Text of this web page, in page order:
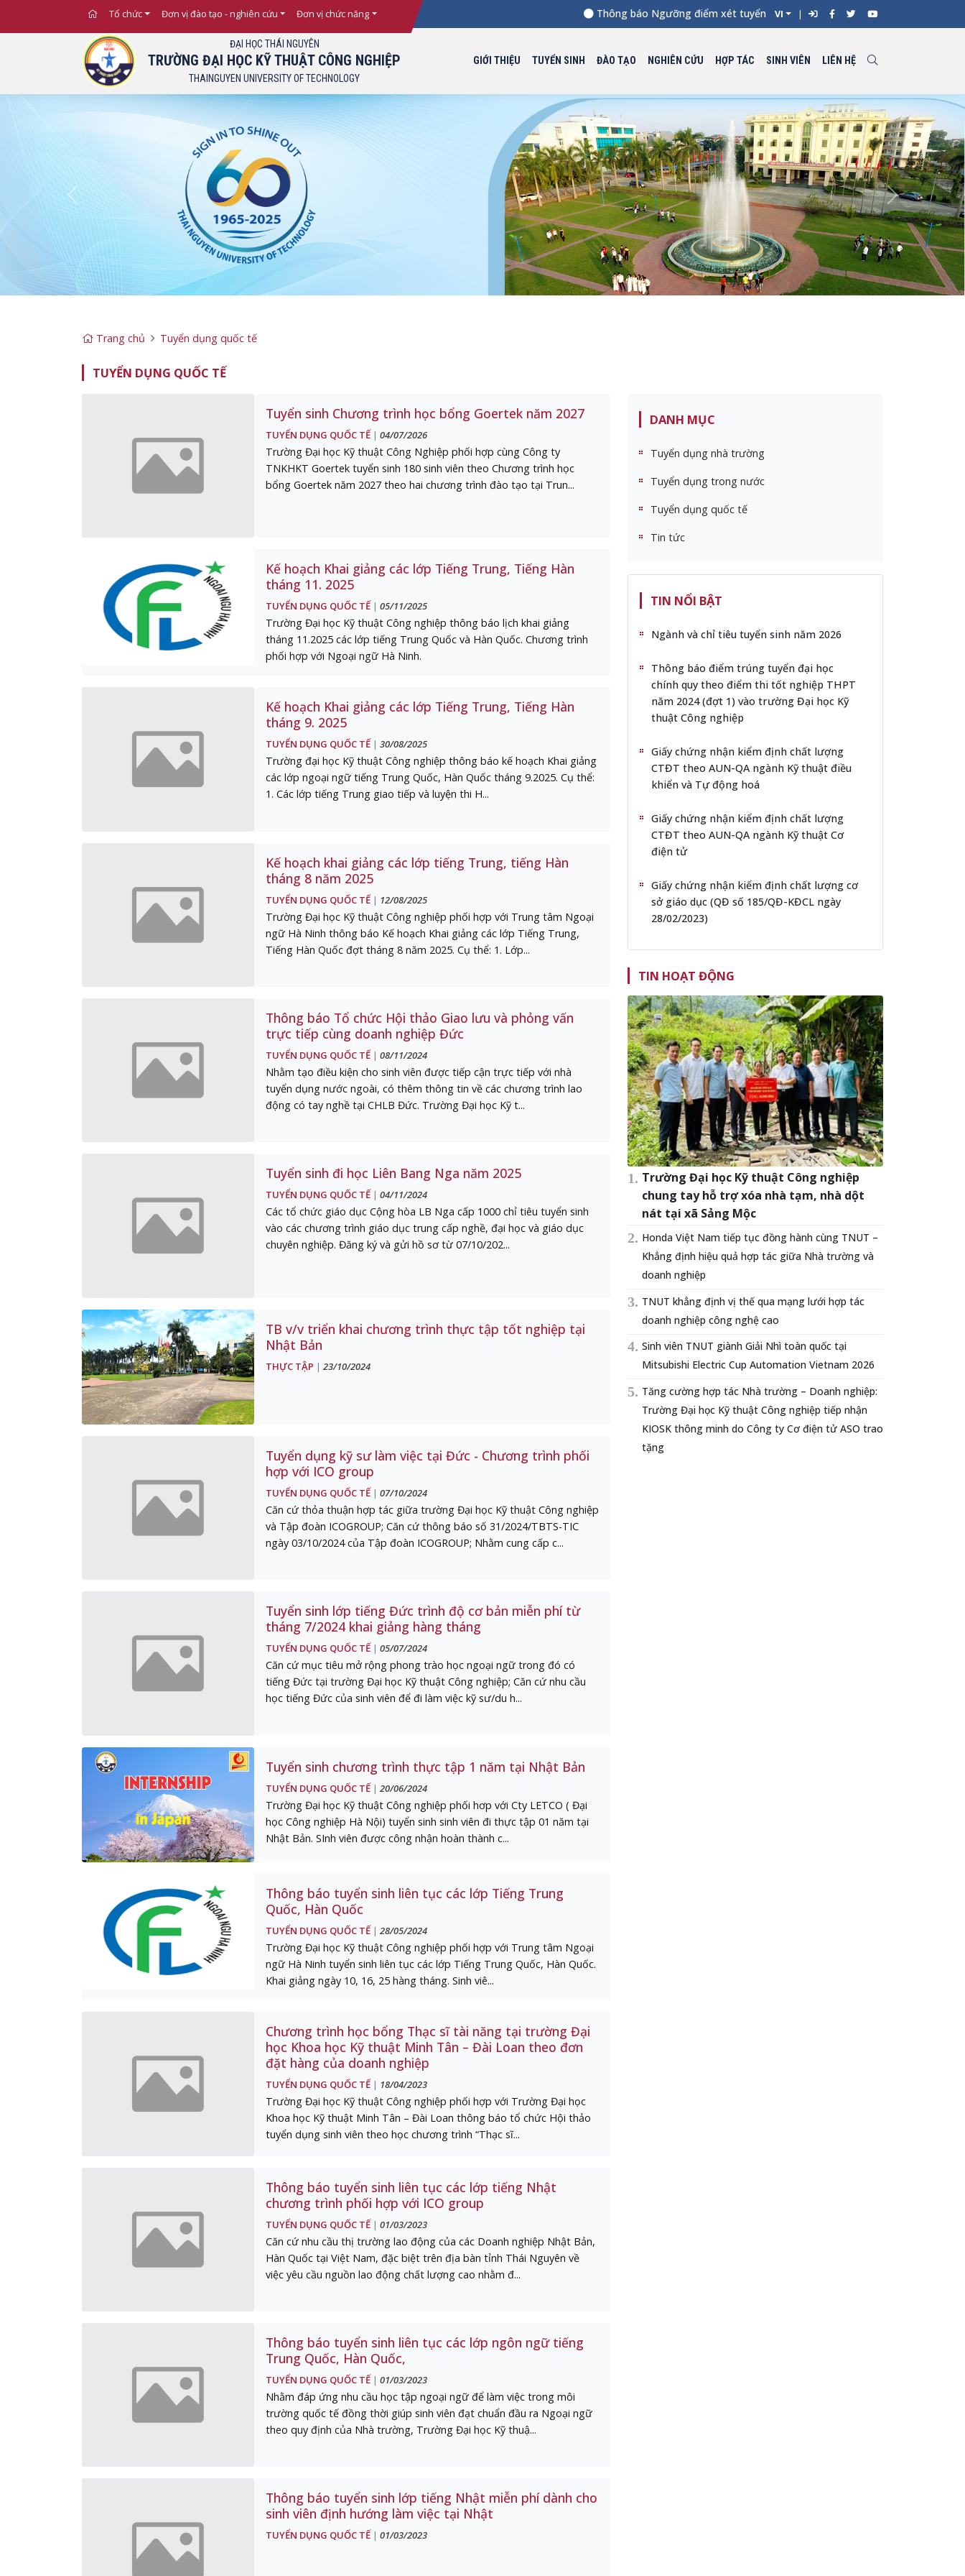
Tổ chức Đơn vị đào tạo - nghiên cứu Đơn vị chức năng Thông báo Ngưỡng điểm xét tuyển đối với từng ngành đào tạo Đại học chính
VI
ĐẠI HỌC THÁI NGUYÊN
TRƯỜNG ĐẠI HỌC KỸ THUẬT CÔNG NGHIỆP
THAINGUYEN UNIVERSITY OF TECHNOLOGY
GIỚI THIỆU TUYỂN SINH ĐÀO TẠO NGHIÊN CỨU HỢP TÁC SINH VIÊN LIÊN HỆ
Previous Next
Trang chủ Tuyển dụng quốc tế
TUYỂN DỤNG QUỐC TẾ
Tuyển sinh Chương trình học bổng Goertek năm 2027
TUYỂN DỤNG QUỐC TẾ | 04/07/2026
Trường Đại học Kỹ thuật Công Nghiệp phối hợp cùng Công ty
TNKHKT Goertek tuyển sinh 180 sinh viên theo Chương trình học
bổng Goertek năm 2027 theo hai chương trình đào tạo tại Trun...
Kế hoạch Khai giảng các lớp Tiếng Trung, Tiếng Hàn
tháng 11. 2025
TUYỂN DỤNG QUỐC TẾ | 05/11/2025
Trường Đại học Kỹ thuật Công nghiệp thông báo lịch khai giảng
tháng 11.2025 các lớp tiếng Trung Quốc và Hàn Quốc. Chương trình
phối hợp với Ngoại ngữ Hà Ninh.
Kế hoạch Khai giảng các lớp Tiếng Trung, Tiếng Hàn
tháng 9. 2025
TUYỂN DỤNG QUỐC TẾ | 30/08/2025
Trường đại học Kỹ thuật Công nghiệp thông báo kế hoạch Khai giảng
các lớp ngoại ngữ tiếng Trung Quốc, Hàn Quốc tháng 9.2025. Cụ thể:
1. Các lớp tiếng Trung giao tiếp và luyện thi H...
Kế hoạch khai giảng các lớp tiếng Trung, tiếng Hàn
tháng 8 năm 2025
TUYỂN DỤNG QUỐC TẾ | 12/08/2025
Trường Đại học Kỹ thuật Công nghiệp phối hợp với Trung tâm Ngoại
ngữ Hà Ninh thông báo Kế hoạch Khai giảng các lớp Tiếng Trung,
Tiếng Hàn Quốc đợt tháng 8 năm 2025. Cụ thể: 1. Lớp...
Thông báo Tổ chức Hội thảo Giao lưu và phỏng vấn
trực tiếp cùng doanh nghiệp Đức
TUYỂN DỤNG QUỐC TẾ | 08/11/2024
Nhằm tạo điều kiện cho sinh viên được tiếp cận trực tiếp với nhà
tuyển dụng nước ngoài, có thêm thông tin về các chương trình lao
động có tay nghề tại CHLB Đức. Trường Đại học Kỹ t...
Tuyển sinh đi học Liên Bang Nga năm 2025
TUYỂN DỤNG QUỐC TẾ | 04/11/2024
Các tổ chức giáo dục Cộng hòa LB Nga cấp 1000 chỉ tiêu tuyển sinh
vào các chương trình giáo dục trung cấp nghề, đại học và giáo dục
chuyên nghiệp. Đăng ký và gửi hồ sơ từ 07/10/202...
TB v/v triển khai chương trình thực tập tốt nghiệp tại
Nhật Bản
THỰC TẬP | 23/10/2024
Tuyển dụng kỹ sư làm việc tại Đức - Chương trình phối
hợp với ICO group
TUYỂN DỤNG QUỐC TẾ | 07/10/2024
Căn cứ thỏa thuận hợp tác giữa trường Đại học Kỹ thuật Công nghiệp
và Tập đoàn ICOGROUP; Căn cứ thông báo số 31/2024/TBTS-TIC
ngày 03/10/2024 của Tập đoàn ICOGROUP; Nhằm cung cấp c...
Tuyển sinh lớp tiếng Đức trình độ cơ bản miễn phí từ
tháng 7/2024 khai giảng hàng tháng
TUYỂN DỤNG QUỐC TẾ | 05/07/2024
Căn cứ mục tiêu mở rộng phong trào học ngoại ngữ trong đó có
tiếng Đức tại trường Đại học Kỹ thuật Công nghiệp; Căn cứ nhu cầu
học tiếng Đức của sinh viên để đi làm việc kỹ sư/du h...
Tuyển sinh chương trình thực tập 1 năm tại Nhật Bản
TUYỂN DỤNG QUỐC TẾ | 20/06/2024
Trường Đại học Kỹ thuật Công nghiệp phối hơp với Cty LETCO ( Đại
học Công nghiệp Hà Nội) tuyển sinh sinh viên đi thực tập 01 năm tại
Nhật Bản. SInh viên được công nhận hoàn thành c...
Thông báo tuyển sinh liên tục các lớp Tiếng Trung
Quốc, Hàn Quốc
TUYỂN DỤNG QUỐC TẾ | 28/05/2024
Trường Đại học Kỹ thuật Công nghiệp phối hợp với Trung tâm Ngoại
ngữ Hà Ninh tuyển sinh liên tục các lớp Tiếng Trung Quốc, Hàn Quốc.
Khai giảng ngày 10, 16, 25 hàng tháng. Sinh viê...
Chương trình học bổng Thạc sĩ tài năng tại trường Đại
học Khoa học Kỹ thuật Minh Tân – Đài Loan theo đơn
đặt hàng của doanh nghiệp
TUYỂN DỤNG QUỐC TẾ | 18/04/2023
Trường Đại học Kỹ thuật Công nghiệp phối hợp với Trường Đại học
Khoa học Kỹ thuật Minh Tân – Đài Loan thông báo tổ chức Hội thảo
tuyển dụng sinh viên theo học chương trình “Thạc sĩ...
Thông báo tuyển sinh liên tục các lớp tiếng Nhật
chương trình phối hợp với ICO group
TUYỂN DỤNG QUỐC TẾ | 01/03/2023
Căn cứ nhu cầu thị trường lao động của các Doanh nghiệp Nhật Bản,
Hàn Quốc tại Việt Nam, đặc biệt trên địa bàn tỉnh Thái Nguyên về
việc yêu cầu nguồn lao động chất lượng cao nhằm đ...
Thông báo tuyển sinh liên tục các lớp ngôn ngữ tiếng
Trung Quốc, Hàn Quốc,
TUYỂN DỤNG QUỐC TẾ | 01/03/2023
Nhằm đáp ứng nhu cầu học tập ngoại ngữ để làm việc trong môi
trường quốc tế đồng thời giúp sinh viên đạt chuẩn đầu ra Ngoại ngữ
theo quy định của Nhà trường, Trường Đại học Kỹ thuậ...
Thông báo tuyển sinh lớp tiếng Nhật miễn phí dành cho
sinh viên định hướng làm việc tại Nhật
TUYỂN DỤNG QUỐC TẾ | 01/03/2023
DANH MỤC
Tuyển dụng nhà trường
Tuyển dụng trong nước
Tuyển dụng quốc tế
Tin tức
TIN NỔI BẬT
Ngành và chỉ tiêu tuyển sinh năm 2026
Thông báo điểm trúng tuyển đại học
chính quy theo điểm thi tốt nghiệp THPT
năm 2024 (đợt 1) vào trường Đại học Kỹ
thuật Công nghiệp
Giấy chứng nhận kiểm định chất lượng
CTĐT theo AUN-QA ngành Kỹ thuật điều
khiển và Tự động hoá
Giấy chứng nhận kiểm định chất lượng
CTĐT theo AUN-QA ngành Kỹ thuật Cơ
điện tử
Giấy chứng nhận kiểm định chất lượng cơ
sở giáo dục (QĐ số 185/QĐ-KĐCL ngày
28/02/2023)
TIN HOẠT ĐỘNG
Trường Đại học Kỹ thuật Công nghiệp
chung tay hỗ trợ xóa nhà tạm, nhà dột
nát tại xã Sảng Mộc
Honda Việt Nam tiếp tục đồng hành cùng TNUT –
Khẳng định hiệu quả hợp tác giữa Nhà trường và
doanh nghiệp
TNUT khẳng định vị thế qua mạng lưới hợp tác
doanh nghiệp công nghệ cao
Sinh viên TNUT giành Giải Nhì toàn quốc tại
Mitsubishi Electric Cup Automation Vietnam 2026
Tăng cường hợp tác Nhà trường – Doanh nghiệp:
Trường Đại học Kỹ thuật Công nghiệp tiếp nhận
KIOSK thông minh do Công ty Cơ điện tử ASO trao
tặng